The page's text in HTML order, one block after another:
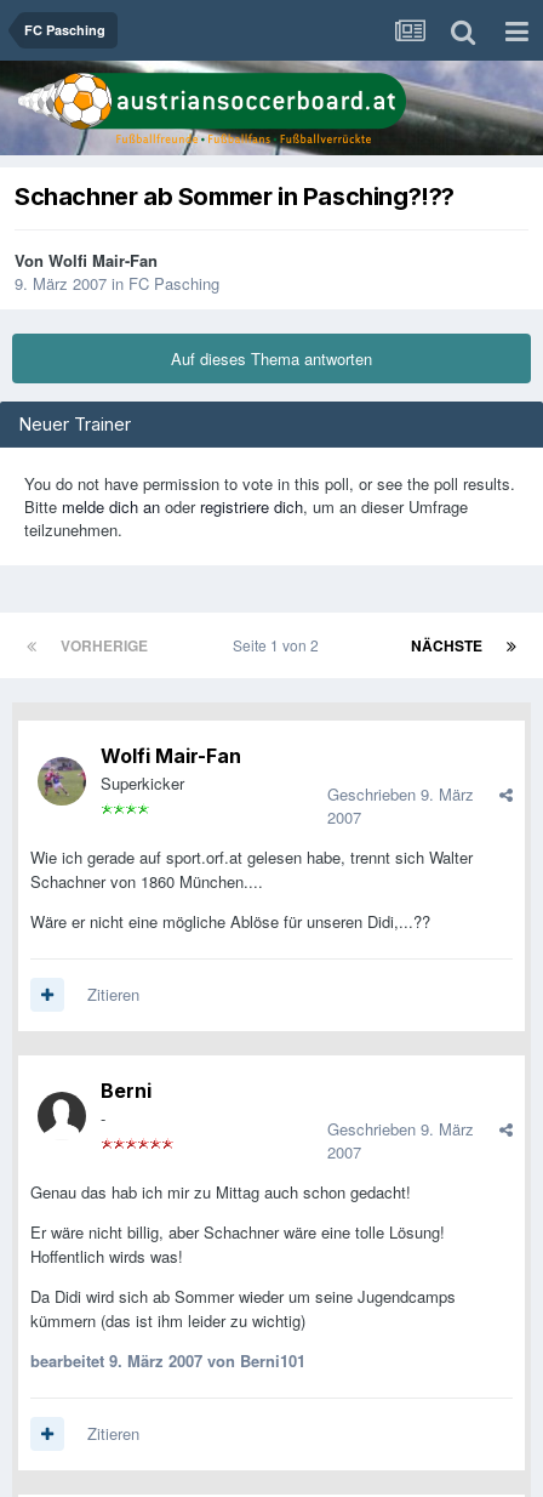
FC Pasching
Schachner ab Sommer in Pasching?!??
Von Wolfi Mair-Fan
9. März 2007 in FC Pasching
Auf dieses Thema antworten
Neuer Trainer
You do not have permission to vote in this poll, or see the poll results.
Bitte melde dich an oder registriere dich, um an dieser Umfrage
teilzunehmen.
VORHERIGE NÄCHSTE
Seite 1 von 2
Wolfi Mair-Fan
Superkicker Geschrieben 9. März
2007
Wie ich gerade auf sport.orf.at gelesen habe, trennt sich Walter
Schachner von 1860 München....
Wäre er nicht eine mögliche Ablöse für unseren Didi,...??
Zitieren
Berni
- Geschrieben 9. März
2007
Genau das hab ich mir zu Mittag auch schon gedacht!
Er wäre nicht billig, aber Schachner wäre eine tolle Lösung!
Hoffentlich wirds was!
Da Didi wird sich ab Sommer wieder um seine Jugendcamps
kümmern (das ist ihm leider zu wichtig)
bearbeitet 9. März 2007 von Berni101
Zitieren